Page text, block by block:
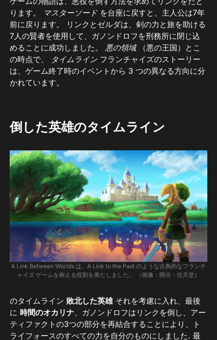
ります。
マスターソードを台座に戻すと、主人公は7年
前に戻ります。 リンクとゼルダは、剣の力と旅を助ける
7人の賢者を使用して、ガノンドロフを刑務所に閉じ込
めることに成功しました。 悪の領域（悪の王国）とこ
の時点で、
タイムライン フランチャイズのストーリー
は、ゲーム終了時のイベントから 3 つの異なる方向に分
かれています。
倒した英雄のタイムライン
A Link Between Worlds は、A Link to the Past のような古典的なフランチ
ャイズ ゲームを称える役割を果たしました。 （画像：開示・任天堂）
のタイムライン 敗北した英雄それを考慮に入れ、最後
に 時間のオカリナ 、ガノンドロフはリンクを倒し、アー
ティファクトの3つの部分を再結合することにより、ト
ライフォースのすべての力を自分のものにしました. 最